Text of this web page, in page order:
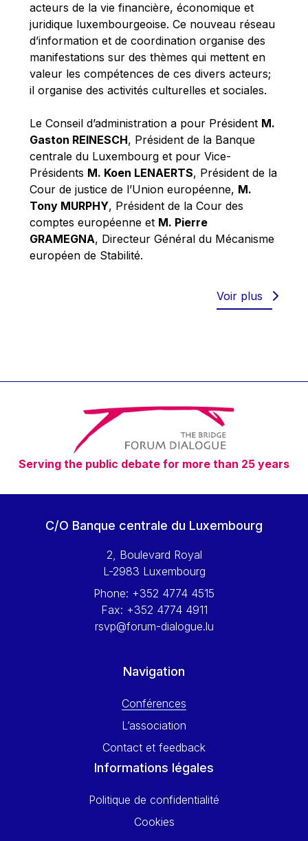
Mireille Delmas-Marty
Nobuo Tanaka
Otmar Issing
Paolo Mengozzi
Paschal Donohoe
Pat Cox
Patrizia Nanz
Philippe Maystadt
Pierre Gramegna
Richard Pelly
Robert Goebbels
Robert REYNDERS
Timothy Radcliffe
Vaclav Klaus
Vassilios Skouris
Vítor Manuel da Silva Caldeira
Viviane Reding
Walter Hagg
Wolfgang Ketterle
Yossi Beillin
Yves FRANCHET
acteurs de la vie financière, économique et
juridique luxembourgeoise. Ce nouveau réseau
d’information et de coordination organise des
manifestations sur des thèmes qui mettent en
valeur les compétences de ces divers acteurs;
il organise des activités culturelles et sociales.
Le Conseil d’administration a pour Président M.
Gaston REINESCH, Président de la Banque
centrale du Luxembourg et pour Vice-
Présidents M. Koen LENAERTS, Président de la
Cour de justice de l’Union européenne, M.
Tony MURPHY, Président de la Cour des
comptes européenne et M. Pierre
GRAMEGNA, Directeur Général du Mécanisme
européen de Stabilité.
Voir plus
Serving the public debate for more than 25 years
C/O Banque centrale du Luxembourg
2, Boulevard Royal
L-2983 Luxembourg
Phone: +352 4774 4515
Fax: +352 4774 4911
rsvp@forum-dialogue.lu
Navigation
Conférences
L’association
Contact et feedback
Informations légales
Politique de confidentialité
Cookies